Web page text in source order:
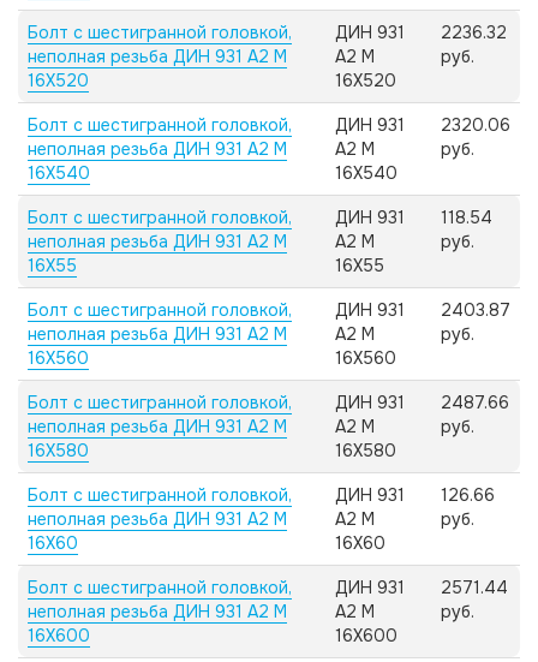
Болт с шестигранной головкой,
неполная резьба ДИН 931 А2 M
16X520
ДИН 931
А2 M
16X520
2236.32
руб.
Болт с шестигранной головкой,
неполная резьба ДИН 931 А2 M
16X540
ДИН 931
А2 M
16X540
2320.06
руб.
Болт с шестигранной головкой,
неполная резьба ДИН 931 А2 M
16X55
ДИН 931
А2 M
16X55
118.54
руб.
Болт с шестигранной головкой,
неполная резьба ДИН 931 А2 M
16X560
ДИН 931
А2 M
16X560
2403.87
руб.
Болт с шестигранной головкой,
неполная резьба ДИН 931 А2 M
16X580
ДИН 931
А2 M
16X580
2487.66
руб.
Болт с шестигранной головкой,
неполная резьба ДИН 931 А2 M
16X60
ДИН 931
А2 M
16X60
126.66
руб.
Болт с шестигранной головкой,
неполная резьба ДИН 931 А2 M
16X600
ДИН 931
А2 M
16X600
2571.44
руб.